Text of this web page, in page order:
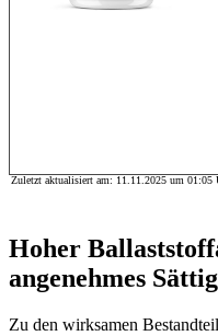
Zuletzt aktualisiert am: 11.11.2025 um
Hoher
angenehmes
Zu den wirksamen